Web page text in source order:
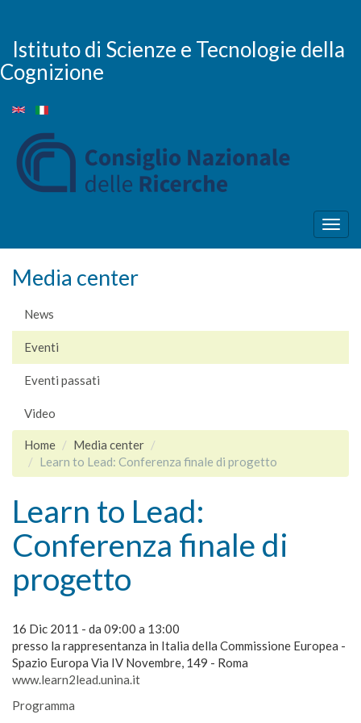
contenuto
principale
Istituto di Scienze e Tecnologie della
Cognizione
Media center
News
Eventi
Eventi passati
Video
Home
Media center
Learn to Lead: Conferenza finale di progetto
Learn to Lead:
Conferenza finale di
progetto
16 Dic 2011 - da 09:00 a 13:00
presso la rappresentanza in Italia della Commissione Europea -
Spazio Europa Via IV Novembre, 149 - Roma
www.learn2lead.unina.it
Programma